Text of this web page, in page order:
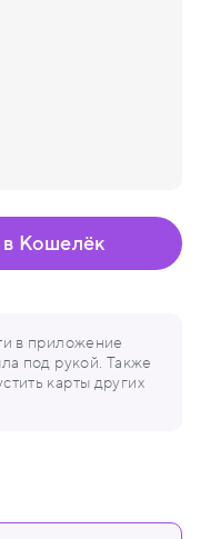
в приложение
под рукой. Также
карты других
в Кошелёк